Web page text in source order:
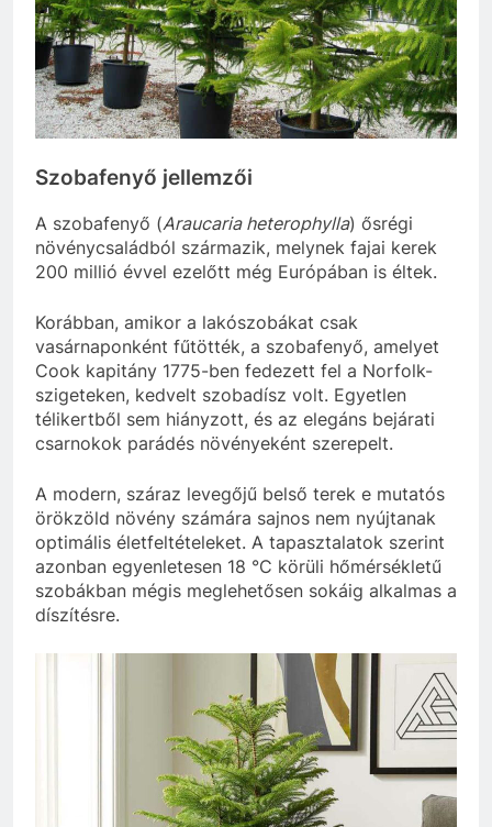
Szobafenyő jellemzői
A szobafenyő (Araucaria heterophylla) ősrégi
növénycsaládból származik, melynek fajai kerek
200 millió évvel ezelőtt még Európában is éltek.
Korábban, amikor a lakószobákat csak
vasárnaponként fűtötték, a szobafenyő, amelyet
Cook kapitány 1775-ben fedezett fel a Norfolk-
szigeteken, kedvelt szobadísz volt. Egyetlen
télikertből sem hiányzott, és az elegáns bejárati
csarnokok parádés növényeként szerepelt.
A modern, száraz levegőjű belső terek e mutatós
örökzöld növény számára sajnos nem nyújtanak
optimális életfeltételeket. A tapasztalatok szerint
azonban egyenletesen 18 °C körüli hőmérsékletű
szobákban mégis meglehetősen sokáig alkalmas a
díszítésre.